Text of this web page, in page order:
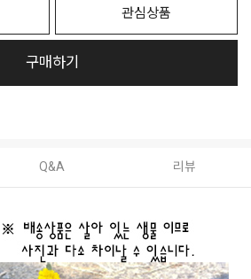
관심상품
구매하기
Q&A 리뷰